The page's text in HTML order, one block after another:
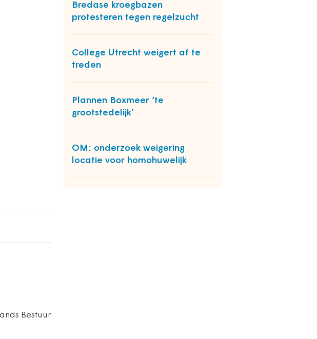
Bredase kroegbazen
protesteren tegen regelzucht
College Utrecht weigert af te
treden
Plannen Boxmeer ‘te
grootstedelijk’
OM: onderzoek weigering
locatie voor homohuwelijk
Bestuur